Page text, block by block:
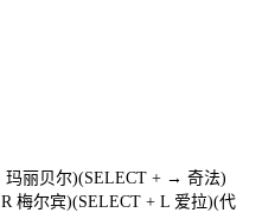
玛丽贝尔)(SELECT + → 奇法)
R 梅尔宾)(SELECT + L 爱拉)(代